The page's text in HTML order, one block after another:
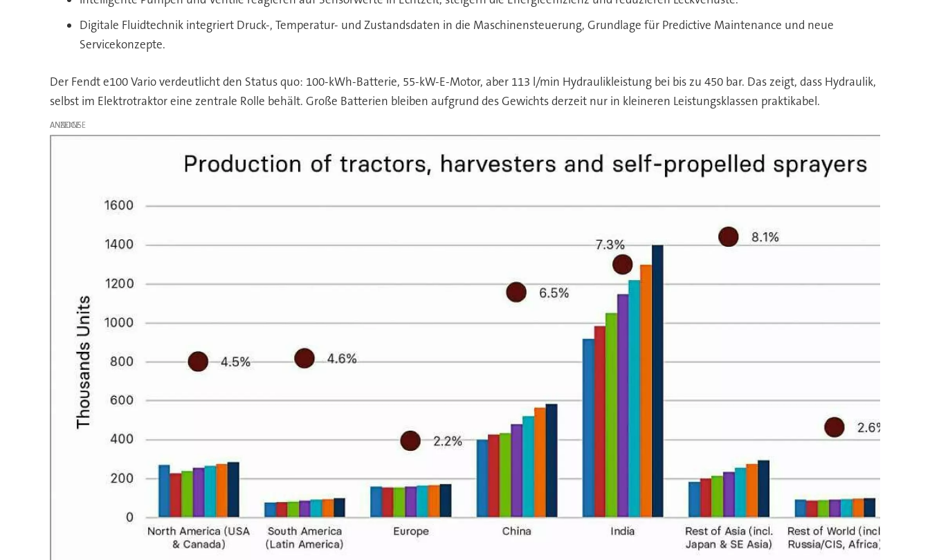
Digitale Fluidtechnik integriert Druck-, Temperatur- und Zustandsdaten in die Maschinensteuerung, Grundlage für Predictive Maintenance und neue
Servicekonzepte.
Der Fendt e100 Vario verdeutlicht den Status quo: 100-kWh-Batterie, 55-kW-E-Motor, aber 113 l/min Hydraulikleistung bei bis zu 450 bar. Das zeigt, dass Hydraulik,
selbst im Elektrotraktor eine zentrale Rolle behält. Große Batterien bleiben aufgrund des Gewichts derzeit nur in kleineren Leistungsklassen praktikabel.
ANZEIGE